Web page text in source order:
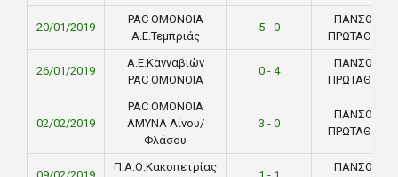
20/01/2019
PAC ΟΜΟΝΟΙΑ
Α.Ε.Τεμπριάς
5 - 0
ΠΑΝΣΟΛΕΙΟ
26/01/2019
Α.Ε.Κανναβιών
PAC ΟΜΟΝΟΙΑ
0 - 4
ΠΑΝΣΟΛΕΙΟ
02/02/2019
PAC ΟΜΟΝΟΙΑ
ΑΜΥΝΑ Λίνου/
Φλάσου
3 - 0
ΠΑΝΣΟΛΕΙΟ
Π.Α.Ο.Κακοπετρίας
ΠΑΝΣΟΛΕΙΟ